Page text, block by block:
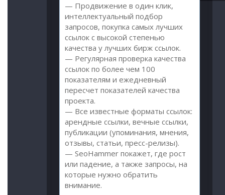
— Продвижение в один клик,
интеллектуальный подбор
запросов, покупка самых лучших
ссылок с высокой степенью
качества у лучших бирж ссылок.
— Регулярная проверка качества
ссылок по более чем 100
показателям и ежедневный
пересчет показателей качества
проекта.
— Все известные форматы ссылок:
арендные ссылки, вечные ссылки,
публикации (упоминания, мнения,
отзывы, статьи, пресс-релизы).
— SeoHammer покажет, где рост
или падение, а также запросы, на
которые нужно обратить
внимание.